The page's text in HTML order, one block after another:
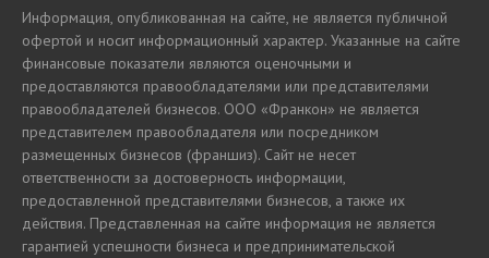
Информация, опубликованная на сайте, не является публичной
офертой и носит информационный характер. Указанные на сайте
финансовые показатели являются оценочными и
предоставляются правообладателями или представителями
правообладателей бизнесов. ООО «Франкон» не является
представителем правообладателя или посредником
размещенных бизнесов (франшиз). Сайт не несет
ответственности за достоверность информации,
предоставленной представителями бизнесов, а также их
действия. Представленная на сайте информация не является
гарантией успешности бизнеса и предпринимательской